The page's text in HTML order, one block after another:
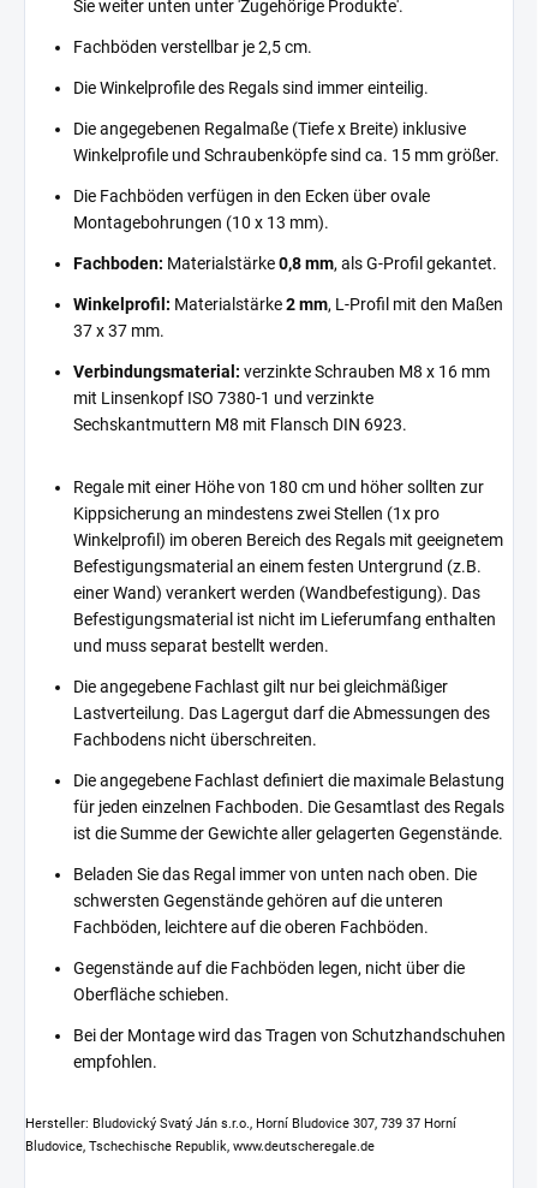
Sie weiter unten unter 'Zugehörige Produkte'.
Fachböden verstellbar je 2,5 cm.
Die Winkelprofile des Regals sind immer einteilig.
Die angegebenen Regalmaße (Tiefe x Breite) inklusive
Winkelprofile und Schraubenköpfe sind ca. 15 mm größer.
Die Fachböden verfügen in den Ecken über ovale
Montagebohrungen (10 x 13 mm).
Fachboden: Materialstärke0,8 mm, als G-Profil gekantet.
Winkelprofil: Materialstärke2 mm, L-Profil mit den Maßen
37 x 37 mm.
Verbindungsmaterial: verzinkte Schrauben M8 x 16 mm
mit Linsenkopf ISO 7380-1 und verzinkte
Sechskantmuttern M8 mit Flansch DIN 6923.
Regale mit einer Höhe von 180 cm und höher sollten zur
Kippsicherung an mindestens zwei Stellen (1x pro
Winkelprofil) im oberen Bereich des Regals mit geeignetem
Befestigungsmaterial an einem festen Untergrund (z.B.
einer Wand) verankert werden (Wandbefestigung). Das
Befestigungsmaterial ist nicht im Lieferumfang enthalten
und muss separat bestellt werden.
Die angegebene Fachlast gilt nur bei gleichmäßiger
Lastverteilung. Das Lagergut darf die Abmessungen des
Fachbodens nicht überschreiten.
Die angegebene Fachlast definiert die maximale Belastung
für jeden einzelnen Fachboden. Die Gesamtlast des Regals
ist die Summe der Gewichte aller gelagerten Gegenstände.
Beladen Sie das Regal immer von unten nach oben. Die
schwersten Gegenstände gehören auf die unteren
Fachböden, leichtere auf die oberen Fachböden.
Gegenstände auf die Fachböden legen, nicht über die
Oberfläche schieben.
Bei der Montage wird das Tragen von Schutzhandschuhen
empfohlen.
Hersteller: Bludovický Svatý Ján s.r.o., Horní Bludovice 307, 739 37 Horní
Bludovice, Tschechische Republik, www.deutscheregale.de